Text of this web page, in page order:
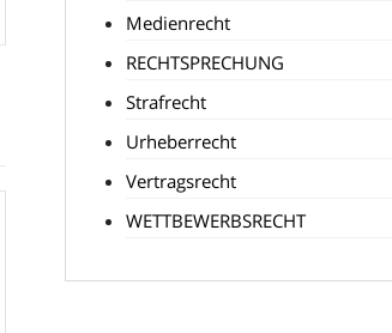
Medienrecht
RECHTSPRECHUNG
Strafrecht
Urheberrecht
Vertragsrecht
WETTBEWERBSRECHT